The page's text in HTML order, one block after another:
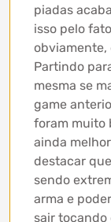
piadas
isso pelo
obviamente,
Partindo
mesma se
game
foram muito
ainda
destacar
sendo
arma e
sair tocando